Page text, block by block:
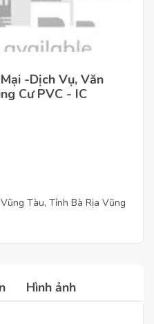
-Dịch Vụ, Văn
Cư PVC - IC
Tàu, Tỉnh Bà Rịa Vũng
Hình ảnh